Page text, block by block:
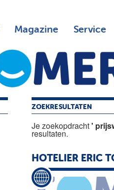
Magazine Service
ZOEKRESULTATEN
Je zoekopdracht'
resultaten.
HOTELIER ERIC